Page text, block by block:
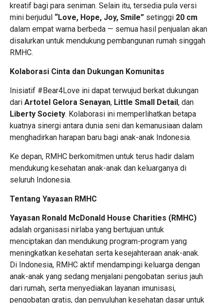
kreatif bagi para seniman. Selain itu, tersedia pula versi
mini berjudul “Love, Hope, Joy, Smile” setinggi 20 cm
dalam empat warna berbeda — semua hasil penjualan akan
disalurkan untuk mendukung pembangunan rumah singgah
RMHC.
Kolaborasi Cinta dan Dukungan Komunitas
Inisiatif #Bear4Love ini dapat terwujud berkat dukungan
dari Artotel Gelora Senayan, Little Small Detail, dan
Liberty Society. Kolaborasi ini memperlihatkan betapa
kuatnya sinergi antara dunia seni dan kemanusiaan dalam
menghadirkan harapan baru bagi anak-anak Indonesia.
Ke depan, RMHC berkomitmen untuk terus hadir dalam
mendukung kesehatan anak-anak dan keluarganya di
seluruh Indonesia.
Tentang Yayasan RMHC
Yayasan Ronald McDonald House Charities (RMHC)
adalah organisasi nirlaba yang bertujuan untuk
menciptakan dan mendukung program-program yang
meningkatkan kesehatan serta kesejahteraan anak-anak.
Di Indonesia, RMHC aktif mendampingi keluarga dengan
anak-anak yang sedang menjalani pengobatan serius jauh
dari rumah, serta menyediakan layanan imunisasi,
pengobatan gratis, dan penyuluhan kesehatan dasar untuk